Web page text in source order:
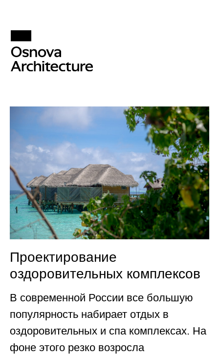
Проектирование
оздоровительных комплексов
В современной России все большую
популярность набирает отдых в
оздоровительных и спа комплексах. На
фоне этого резко возросла